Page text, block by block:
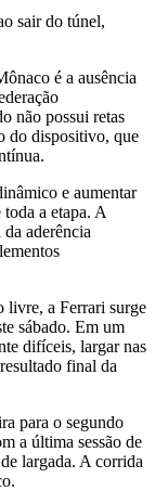
sair do túnel,
é a ausência
não possui retas
do dispositivo, que
e aumentar
a etapa. A
aderência
livre, a Ferrari surge
sábado. Em um
difíceis, largar nas
final da
para o segundo
a última sessão de
largada. A corrida